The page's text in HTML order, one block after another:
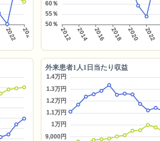
外来患者1人1日当たり収益